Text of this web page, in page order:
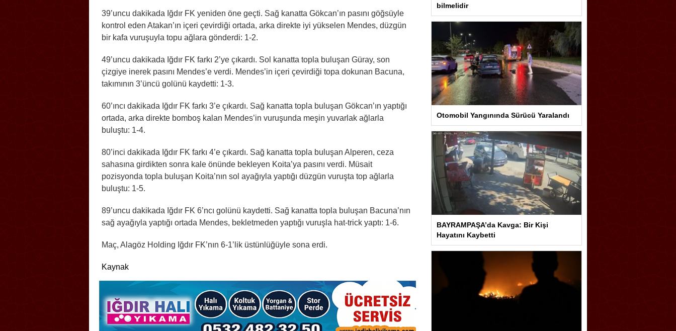
39’uncu dakikada Iğdır FK yeniden öne geçti. Sağ kanatta Gökcan’ın pasını göğsüyle
kontrol eden Atakan’ın içeri çevirdiği ortada, arka direkte iyi yükselen Mendes, düzgün
bir kafa vuruşuyla topu ağlara gönderdi: 1-2.
49’uncu dakikada Iğdır FK farkı 2’ye çıkardı. Sol kanatta topla buluşan Güray, son
çizgiye inerek pasını Mendes’e verdi. Mendes’in içeri çevirdiği topa dokunan Bacuna,
takımının 3’üncü golünü kaydetti: 1-3.
60’ıncı dakikada Iğdır FK farkı 3’e çıkardı. Sağ kanatta topla buluşan Gökcan’ın yaptığı
ortada, arka direkte bomboş kalan Mendes’in vuruşunda meşin yuvarlak ağlarla
buluştu: 1-4.
80’inci dakikada Iğdır FK farkı 4’e çıkardı. Sağ kanatta topla buluşan Alperen, ceza
sahasına girdikten sonra kale önünde bekleyen Koita’ya pasını verdi. Müsait
pozisyonda topla buluşan Koita’nın sol ayağıyla yaptığı düzgün vuruşta top ağlarla
buluştu: 1-5.
89’uncu dakikada Iğdır FK 6’ncı golünü kaydetti. Sağ kanatta topla buluşan Bacuna’nın
sağ ayağıyla yaptığı ortada Mendes, bekletmeden yaptığı vuruşla hat-trick yaptı: 1-6.
Maç, Alagöz Holding Iğdır FK’nın 6-1’lik üstünlüğüyle sona erdi.
Kaynak
bilmelidir
Otomobil Yangınında Sürücü Yaralandı
BAYRAMPAŞA’da Kavga: Bir Kişi
Hayatını Kaybetti